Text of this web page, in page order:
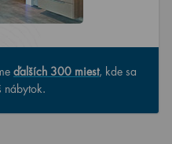
ďalších 300 miest, kde sa
nábytok.